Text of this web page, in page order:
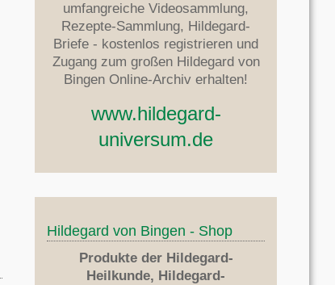
umfangreiche Videosammlung,
Rezepte-Sammlung, Hildegard-
Briefe - kostenlos registrieren und
Zugang zum großen Hildegard von
Bingen Online-Archiv erhalten!
www.hildegard-
universum.de
Hildegard von Bingen - Shop
Produkte der Hildegard-
Heilkunde, Hildegard-